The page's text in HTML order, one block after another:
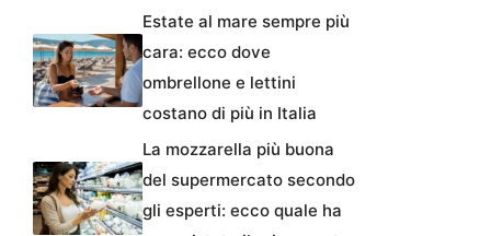
Estate al mare sempre più
cara: ecco dove
ombrellone e lettini
costano di più in Italia
La mozzarella più buona
del supermercato secondo
gli esperti: ecco quale ha